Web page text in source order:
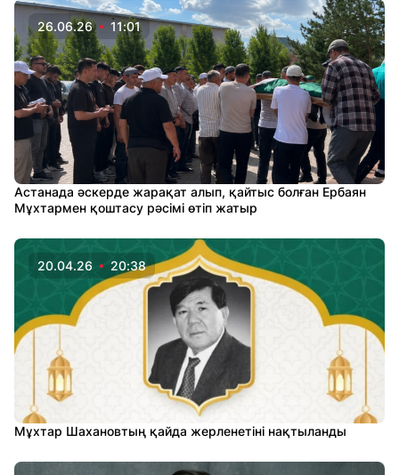
26.06.26 11:01
Астанада әскерде жарақат алып, қайтыс болған Ербаян
Мұхтармен қоштасу рәсімі өтіп жатыр
20.04.26 20:38
Мұхтар Шахановтың қайда жерленетіні нақтыланды